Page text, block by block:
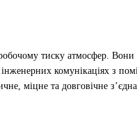
тиску атмосфер. Вони
комунікаціях з
міцне та довговічне